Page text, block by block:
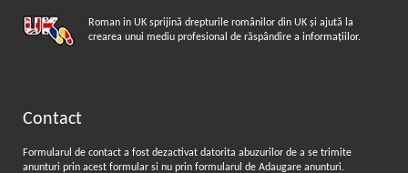
Roman in UK sprijină drepturile românilor din UK şi ajută la
crearea unui mediu profesional de răspândire a informaţiilor.
Contact
Formularul de contact a fost dezactivat datorita abuzurilor de a se trimite
anunturi prin acest formular si nu prin formularul de Adaugare anunturi.